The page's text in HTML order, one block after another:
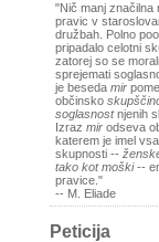
"Nič manj značilna
pravic v
družbah. Polno
pripadalo celotni
zatorej so se
sprejemati
je beseda mir
občinsko
soglasnostnjenih
Izraz mir odseva
katerem je imel
skupnosti --
tako kot moški--
pravice."
-- M. Eliade
Peticija